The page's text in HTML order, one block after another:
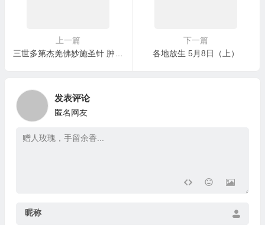
上一篇
三世多第杰羌佛妙施圣针 肿瘤消失得无影无踪
下一篇
各地放生 5月8日（上）
发表评论
匿名网友
昵称